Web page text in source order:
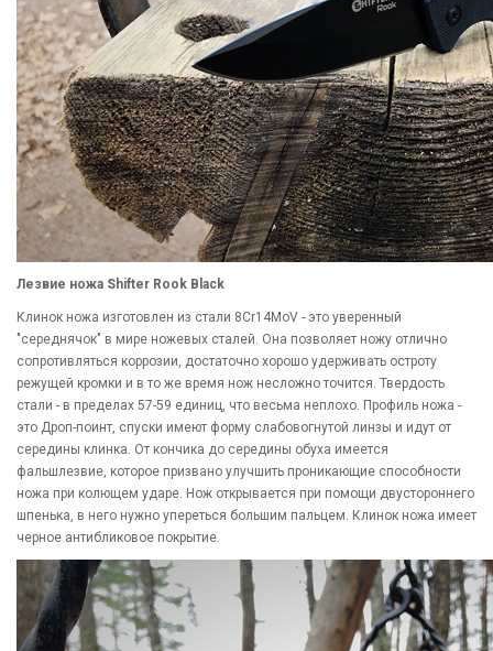
Лезвие ножа Shifter Rook Black
Клинок ножа изготовлен из стали 8Cr14MoV - это уверенный
"середнячок" в мире ножевых сталей. Она позволяет ножу отлично
сопротивляться коррозии, достаточно хорошо удерживать остроту
режущей кромки и в то же время нож несложно точится. Твердость
стали - в пределах 57-59 единиц, что весьма неплохо. Профиль ножа -
это Дроп-поинт, спуски имеют форму слабовогнутой линзы и идут от
середины клинка. От кончика до середины обуха имеется
фальшлезвие, которое призвано улучшить проникающие способности
ножа при колющем ударе. Нож открывается при помощи двустороннего
шпенька, в него нужно упереться большим пальцем. Клинок ножа имеет
черное антибликовое покрытие.